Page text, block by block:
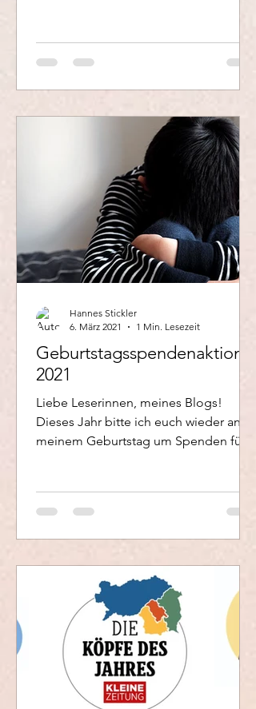
Geburtstagsspendenaktion
2021
Liebe Leserinnen, meines Blogs!
Dieses Jahr bitte ich euch wieder an
meinem Geburtstag um Spenden für
Hannes Stickler
6. März 2021
1 Min. Lesezeit